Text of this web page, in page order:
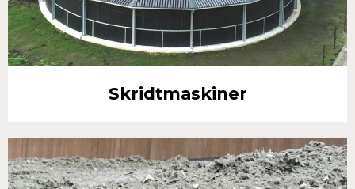
Skridtmaskiner